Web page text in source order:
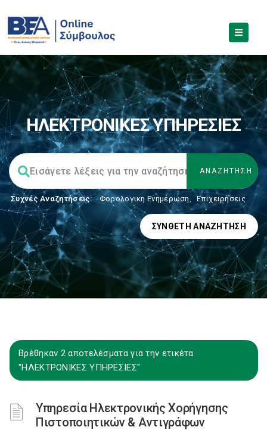
ΗΛΕΚΤΡΟΝΙΚΕΣ ΥΠΗΡΕΣΙΕΣ
Συχνές Αναζητήσεις: Φορολογικη Ενημέρωση, Επιχειρήσεις
ΣΎΝΘΕΤΗ ΑΝΑΖΉΤΗΣΗ
Βρέθηκαν 2 αποτελέσματα για την ετικέτα
"ΗΛΕΚΤΡΟΝΙΚΕΣ ΥΠΗΡΕΣΙΕΣ"
Υπηρεσία Ηλεκτρονικής Χορήγησης
Πιστοποιητικών & Αντιγράφων